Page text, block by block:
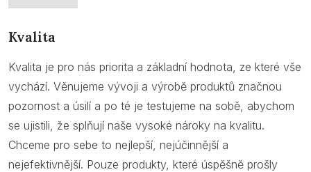
Kvalita
Kvalita je pro nás priorita a základní hodnota, ze které vše
vychází. Věnujeme vývoji a výrobě produktů značnou
pozornost a úsilí a po té je testujeme na sobě, abychom
se ujistili, že splňují naše vysoké nároky na kvalitu.
Chceme pro sebe to nejlepší, nejúčinnější a
nejefektivnější. Pouze produkty, které úspěšně prošly